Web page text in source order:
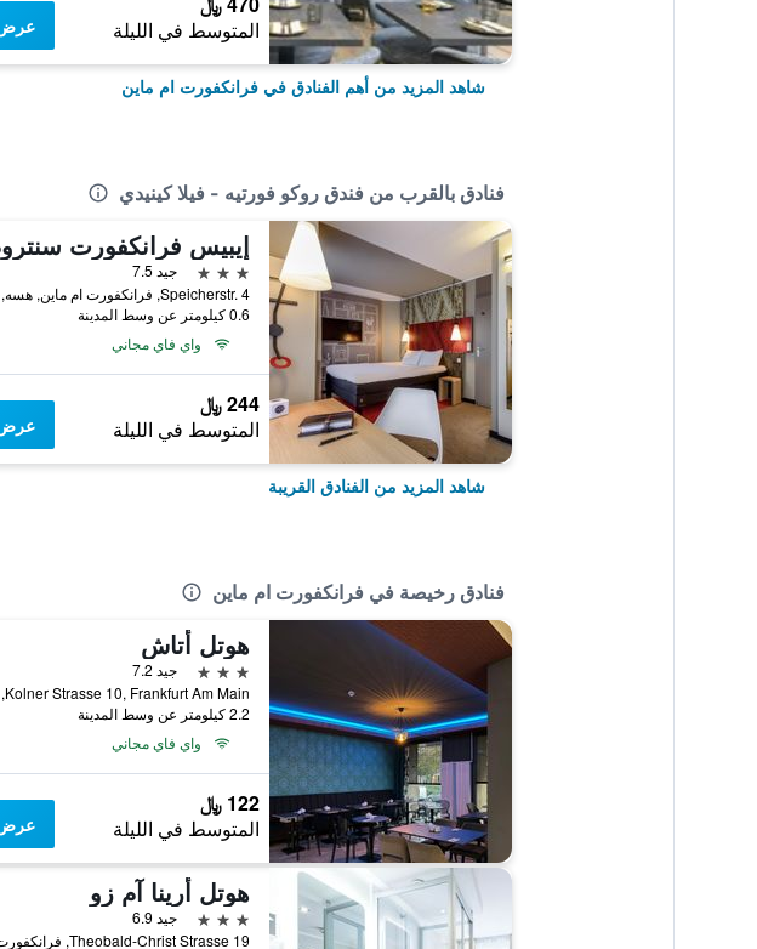
المتوسط في الليلة عرض
شاهد المزيد من أهم الفنادق في فرانكفورت ام ماين
فنادق بالقرب من فندق روكو فورتيه - فيلا كينيدي
إيبيس فرانكفورت
3 نجوم
جيد 7.5
Speicherstr. 4, فرانكفورت ام ماين, هسه, ألمانيا
0.6 كيلومتر عن وسط المدينة
واي فاي مجاني
244 ﷼
المتوسط في الليلة عرض
شاهد المزيد من الفنادق القريبة
فنادق رخيصة في فرانكفورت ام ماين
هوتل أتاش
3 نجوم
جيد 7.2
2.2 كيلومتر عن وسط المدينة
واي فاي مجاني
122 ﷼
المتوسط في الليلة عرض
هوتل أرينا آم زو
3 نجوم
جيد 6.9